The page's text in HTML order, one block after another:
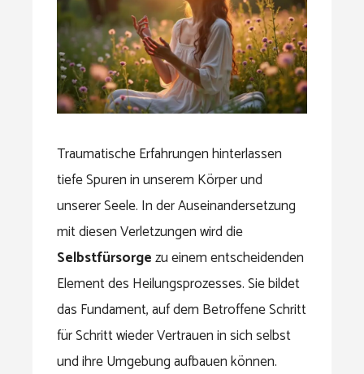
Traumatische Erfahrungen hinterlassen
tiefe Spuren in unserem Körper und
unserer Seele. In der Auseinandersetzung
mit diesen Verletzungen wird die
Selbstfürsorgezu einem entscheidenden
Element des Heilungsprozesses. Sie bildet
das Fundament, auf dem Betroffene Schritt
für Schritt wieder Vertrauen in sich selbst
und ihre Umgebung aufbauen können.